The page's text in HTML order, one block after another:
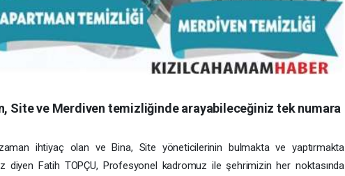
Site ve Merdiven temizliğinde arayabileceğiniz tek numara
ihtiyaç olan ve Bina, Site yöneticilerinin bulmakta ve yaptırmakta
diyen Fatih TOPÇU, Profesyonel kadromuz ile şehrimizin her noktasında